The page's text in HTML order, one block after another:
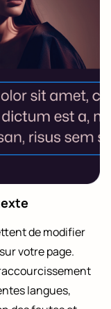
de modifier
votre page.
langues,